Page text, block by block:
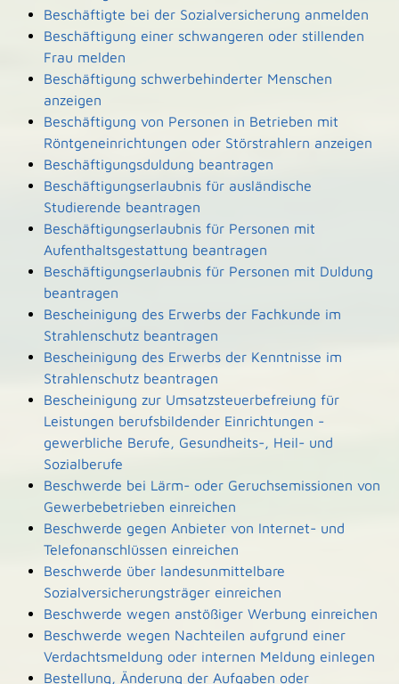
Beschäftigte bei der Sozialversicherung anmelden
Beschäftigung einer schwangeren oder stillenden
Frau melden
Beschäftigung schwerbehinderter Menschen
anzeigen
Beschäftigung von Personen in Betrieben mit
Röntgeneinrichtungen oder Störstrahlern anzeigen
Beschäftigungsduldung beantragen
Beschäftigungserlaubnis für ausländische
Studierende beantragen
Beschäftigungserlaubnis für Personen mit
Aufenthaltsgestattung beantragen
Beschäftigungserlaubnis für Personen mit Duldung
beantragen
Bescheinigung des Erwerbs der Fachkunde im
Strahlenschutz beantragen
Bescheinigung des Erwerbs der Kenntnisse im
Strahlenschutz beantragen
Bescheinigung zur Umsatzsteuerbefreiung für
Leistungen berufsbildender Einrichtungen -
gewerbliche Berufe, Gesundheits-, Heil- und
Sozialberufe
Beschwerde bei Lärm- oder Geruchsemissionen von
Gewerbebetrieben einreichen
Beschwerde gegen Anbieter von Internet- und
Telefonanschlüssen einreichen
Beschwerde über landesunmittelbare
Sozialversicherungsträger einreichen
Beschwerde wegen anstößiger Werbung einreichen
Beschwerde wegen Nachteilen aufgrund einer
Verdachtsmeldung oder internen Meldung einlegen
Bestellung, Änderung der Aufgaben oder